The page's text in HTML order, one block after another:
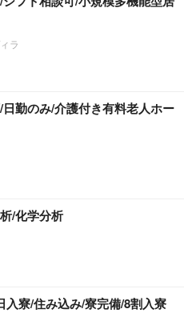
ラ
勤のみ/介護付き有料老人ホー
/化学分析
寮/住み込み/寮完備/8割入寮